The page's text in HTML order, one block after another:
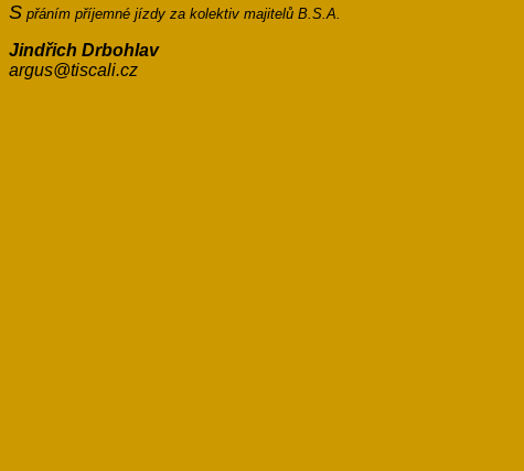
S přáním příjemné jízdy za kolektiv majitelů B.S.A.
Jindřich Drbohlav
argus@tiscali.cz